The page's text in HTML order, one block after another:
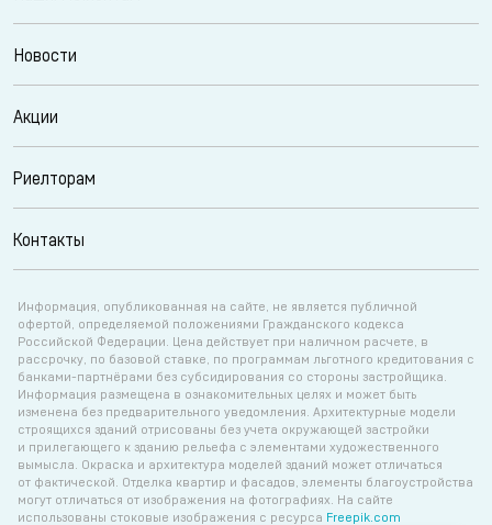
Новости
Акции
Риелторам
Контакты
Информация, опубликованная на сайте, не является публичной
офертой, определяемой положениями Гражданского кодекса
Российской Федерации. Цена действует при наличном расчете, в
рассрочку, по базовой ставке, по программам льготного кредитования с
банками-партнёрами без субсидирования со стороны застройщика.
Информация размещена в ознакомительных целях и может быть
изменена без предварительного уведомления. Архитектурные модели
строящихся зданий отрисованы без учета окружающей застройки
и прилегающего к зданию рельефа с элементами художественного
вымысла. Окраска и архитектура моделей зданий может отличаться
от фактической. Отделка квартир и фасадов, элементы благоустройства
могут отличаться от изображения на фотографиях. На сайте
использованы стоковые изображения с ресурса Freepik.com